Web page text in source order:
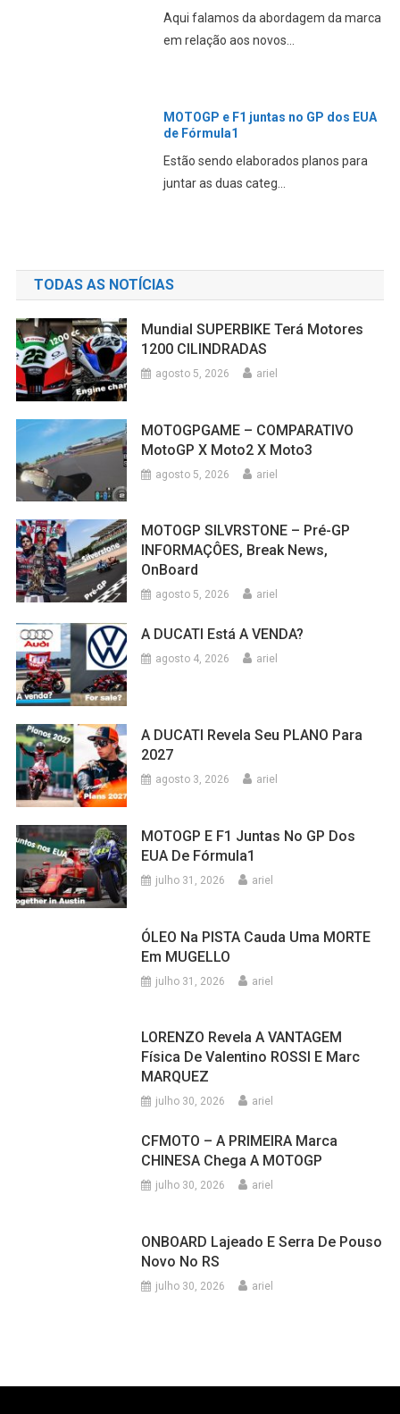
Aqui falamos da abordagem da marca
em relação aos novos...
MOTOGP e F1 juntas no GP dos EUA
de Fórmula1
Estão sendo elaborados planos para
juntar as duas categ...
TODAS AS NOTÍCIAS
Mundial SUPERBIKE Terá Motores
1200 CILINDRADAS
agosto 5, 2026 ariel
MOTOGPGAME – COMPARATIVO
MotoGP X Moto2 X Moto3
agosto 5, 2026 ariel
MOTOGP SILVRSTONE – Pré-GP
INFORMAÇÔES, Break News,
OnBoard
agosto 5, 2026 ariel
A DUCATI Está A VENDA?
agosto 4, 2026 ariel
A DUCATI Revela Seu PLANO Para
2027
agosto 3, 2026 ariel
MOTOGP E F1 Juntas No GP Dos
EUA De Fórmula1
julho 31, 2026 ariel
ÓLEO Na PISTA Cauda Uma MORTE
Em MUGELLO
julho 31, 2026 ariel
LORENZO Revela A VANTAGEM
Física De Valentino ROSSI E Marc
MARQUEZ
julho 30, 2026 ariel
CFMOTO – A PRIMEIRA Marca
CHINESA Chega A MOTOGP
julho 30, 2026 ariel
ONBOARD Lajeado E Serra De Pouso
Novo No RS
julho 30, 2026 ariel